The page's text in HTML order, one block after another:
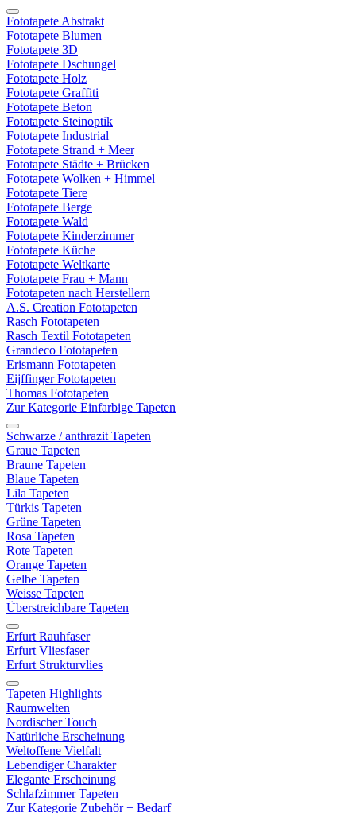
Fototapete Abstrakt
Fototapete Blumen
Fototapete 3D
Fototapete Dschungel
Fototapete Holz
Fototapete Graffiti
Fototapete Beton
Fototapete Steinoptik
Fototapete Industrial
Fototapete Strand + Meer
Fototapete Städte + Brücken
Fototapete Wolken + Himmel
Fototapete Tiere
Fototapete Berge
Fototapete Wald
Fototapete Kinderzimmer
Fototapete Küche
Fototapete Weltkarte
Fototapete Frau + Mann
Fototapeten nach Herstellern
A.S. Creation Fototapeten
Rasch Fototapeten
Rasch Textil Fototapeten
Grandeco Fototapeten
Erismann Fototapeten
Eijffinger Fototapeten
Thomas Fototapeten
Zur Kategorie Einfarbige Tapeten
Schwarze / anthrazit Tapeten
Graue Tapeten
Braune Tapeten
Blaue Tapeten
Lila Tapeten
Türkis Tapeten
Grüne Tapeten
Rosa Tapeten
Rote Tapeten
Orange Tapeten
Gelbe Tapeten
Weisse Tapeten
Überstreichbare Tapeten
Erfurt Rauhfaser
Erfurt Vliesfaser
Erfurt Strukturvlies
Tapeten Highlights
Raumwelten
Nordischer Touch
Natürliche Erscheinung
Weltoffene Vielfalt
Lebendiger Charakter
Elegante Erscheinung
Schlafzimmer Tapeten
Zur Kategorie Zubehör + Bedarf